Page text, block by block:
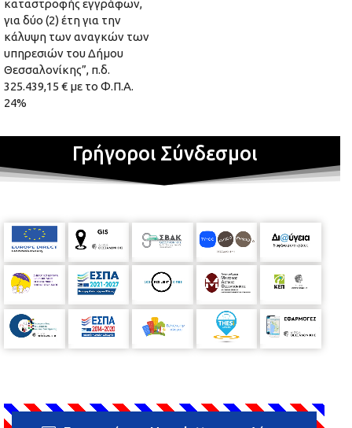
καταστροφής εγγράφων,
για δύο (2) έτη για την
κάλυψη των αναγκών των
υπηρεσιών του Δήμου
Θεσσαλονίκης”, π.δ.
325.439,15 € με το Φ.Π.Α.
24%
Γρήγοροι Σύνδεσμοι